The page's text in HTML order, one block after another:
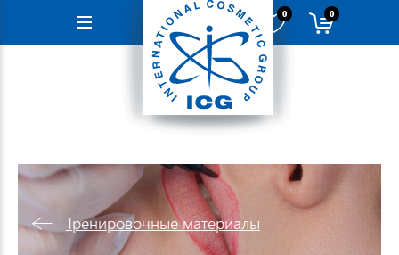
Навигация
0 0
Тренировочные материалы